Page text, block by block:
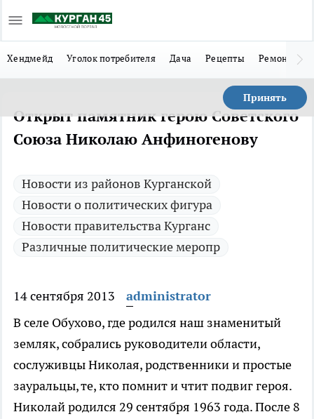
Хендмейд Уголок потребителя Дача Рецепты Ремонт
Принять
Открыт памятник герою Советского
Союза Николаю Анфиногенову
Новости из районов Курганской
Новости о политических фигура
Новости правительства Курганс
Различные политические меропр
14 сентября 2013
administrator
В селе Обухово, где родился наш знаменитый
земляк, собрались руководители области,
сослуживцы Николая, родственники и простые
зауральцы, те, кто помнит и чтит подвиг героя.
Николай родился 29 сентября 1963 года. После 8